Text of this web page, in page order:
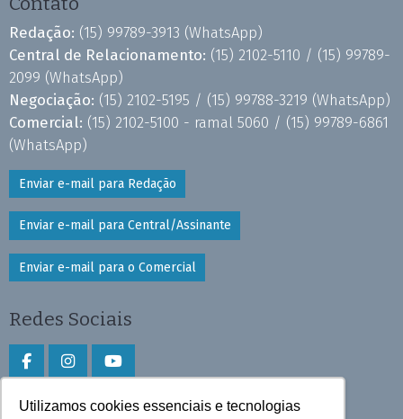
Utilizamos cookies essenciais e tecnologias
Redação: (15) 99789-3913 (WhatsApp)
Central de Relacionamento: (15) 2102-5110 / (15) 99789-
2099 (WhatsApp)
Negociação: (15) 2102-5195 / (15) 99788-3219 (WhatsApp)
Comercial: (15) 2102-5100 - ramal 5060 / (15) 99789-6861
(WhatsApp)
Enviar e-mail para Redação
Enviar e-mail para Central/Assinante
Enviar e-mail para o Comercial
Redes Sociais